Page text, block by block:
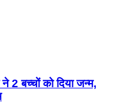
ने 2 बच्चों को दिया जन्म,